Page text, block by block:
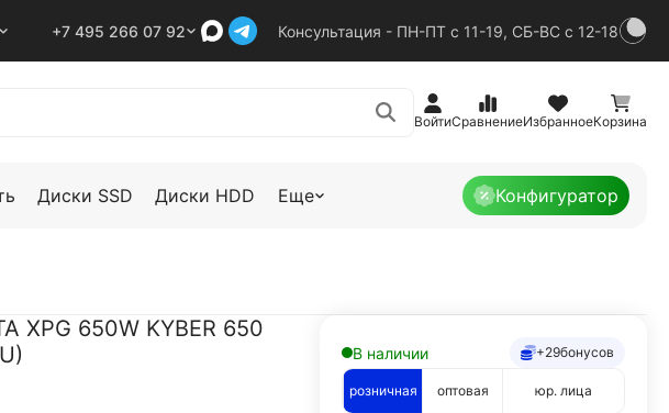
+7 495 266 07 92 Консультация - ПН-ПТ с 11-19, СБ-ВС с 12-18
ВойтиСравнениеИзбранноеКорзина
Диски SSD Диски HDD Еще Конфигуратор
XPG 650W KYBER 650
В наличии +29бонусов
розничная оптовая юр. лица